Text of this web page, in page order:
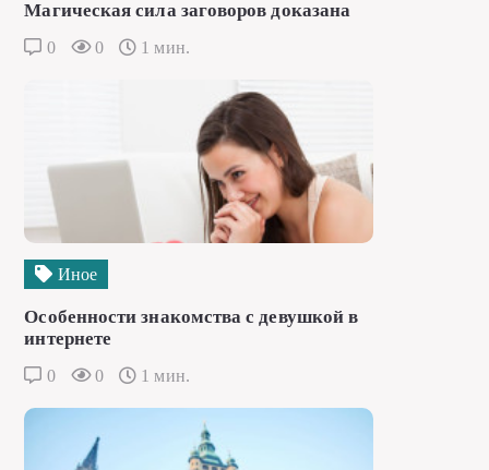
Магическая сила заговоров доказана
0 0 1 мин.
Иное
Особенности знакомства с девушкой в
интернете
0 0 1 мин.